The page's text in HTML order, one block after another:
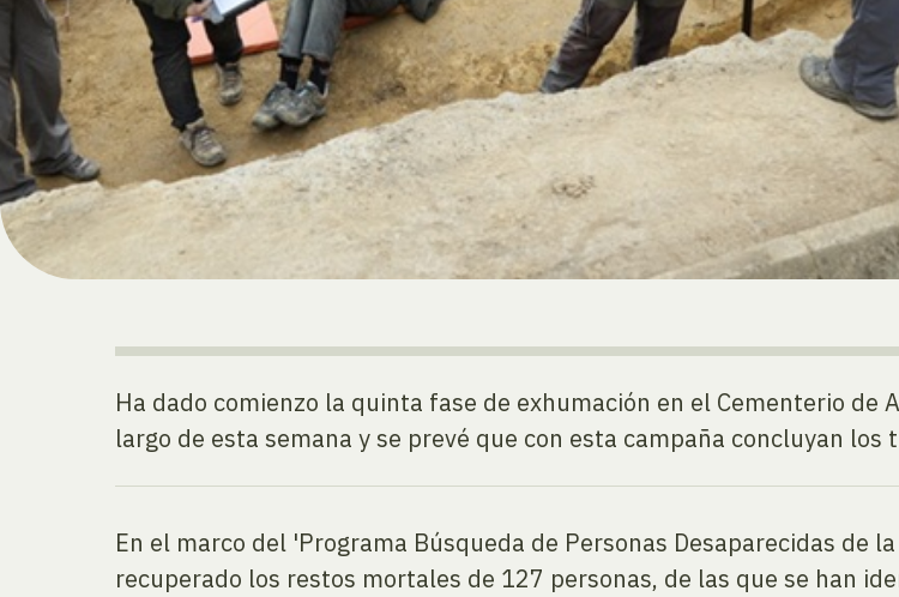
Ha dado comienzo la quinta fase de exhumación en el Cementerio
largo de esta semana y se prevé que con esta campaña concluyan
En el marco del 'Programa Búsqueda de Personas Desaparecidas de
recuperado los restos mortales de 127 personas, de las que se han